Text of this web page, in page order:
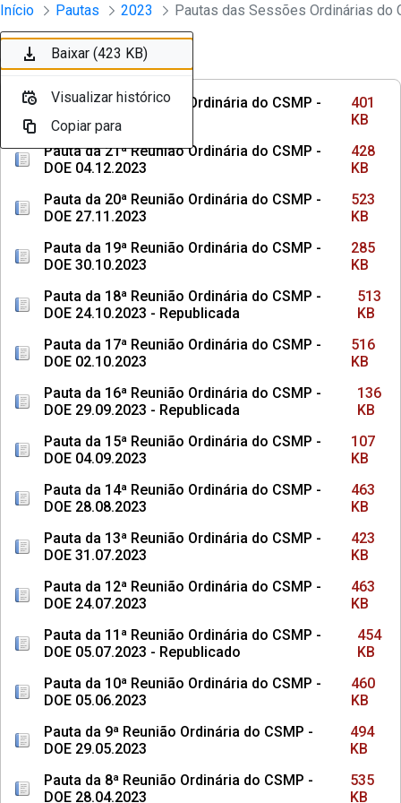
Pular para o Conteúdo principal
Sessões e Reuniões - Documentos
Início Pautas 2023
Ordenar Filtro
Pauta da 22ª Reunião Ordinária do CSMP -
DOE 18.12.2023
401
KB
Pauta da 21ª Reunião Ordinária do CSMP -
DOE 04.12.2023
428
KB
Pauta da 20ª Reunião Ordinária do CSMP -
DOE 27.11.2023
523
KB
Pauta da 19ª Reunião Ordinária do CSMP -
DOE 30.10.2023
285
KB
Pauta da 18ª Reunião Ordinária do CSMP -
DOE 24.10.2023 - Republicada
513
KB
Pauta da 17ª Reunião Ordinária do CSMP -
DOE 02.10.2023
516
KB
Pauta da 16ª Reunião Ordinária do CSMP -
DOE 29.09.2023 - Republicada
136
KB
Pauta da 15ª Reunião Ordinária do CSMP -
DOE 04.09.2023
107
KB
Pauta da 14ª Reunião Ordinária do CSMP -
DOE 28.08.2023
463
KB
Pauta da 13ª Reunião Ordinária do CSMP -
DOE 31.07.2023
423
KB
Pauta da 12ª Reunião Ordinária do CSMP -
DOE 24.07.2023
463
KB
Pauta da 11ª Reunião Ordinária do CSMP -
DOE 05.07.2023 - Republicado
454
KB
Pauta da 10ª Reunião Ordinária do CSMP -
DOE 05.06.2023
460
KB
Pauta da 9ª Reunião Ordinária do CSMP -
DOE 29.05.2023
494
KB
Pauta da 8ª Reunião Ordinária do CSMP -
DOE 28.04.2023
535
KB
Baixar (401 KB)
Visualizar histórico
Copiar para
Baixar (428 KB)
Visualizar histórico
Copiar para
Baixar (523 KB)
Visualizar histórico
Copiar para
Baixar (285 KB)
Visualizar histórico
Copiar para
Baixar (513 KB)
Visualizar histórico
Copiar para
Baixar (516 KB)
Visualizar histórico
Copiar para
Baixar (136 KB)
Visualizar histórico
Copiar para
Baixar (107 KB)
Visualizar histórico
Copiar para
Baixar (463 KB)
Visualizar histórico
Copiar para
Baixar (423 KB)
Visualizar histórico
Copiar para